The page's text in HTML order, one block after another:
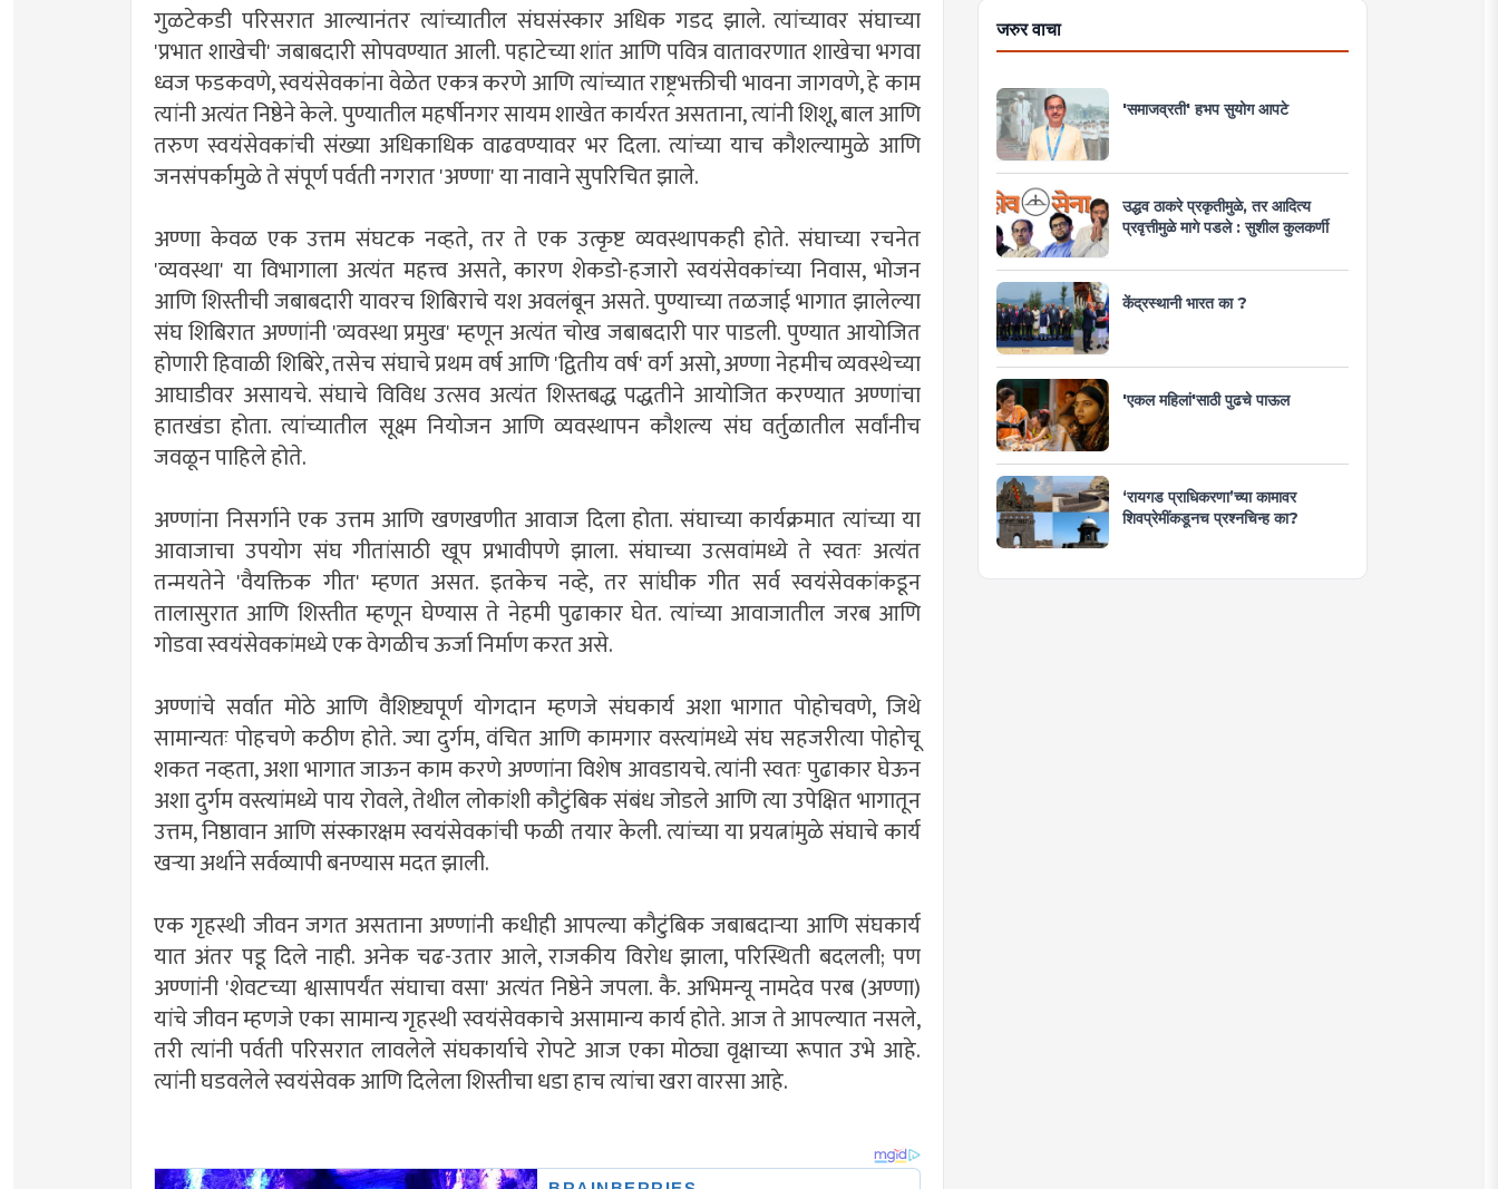
गुळटेकडी परिसरात आल्यानंतर त्यांच्यातील संघसंस्कार अधिक गडद झाले. त्यांच्यावर संघाच्या
'प्रभात शाखेची' जबाबदारी सोपवण्यात आली. पहाटेच्या शांत आणि पवित्र वातावरणात शाखेचा भगवा
ध्वज फडकवणे, स्वयंसेवकांना वेळेत एकत्र करणे आणि त्यांच्यात राष्ट्रभक्तीची भावना जागवणे, हे काम
त्यांनी अत्यंत निष्ठेने केले. पुण्यातील महर्षीनगर सायम शाखेत कार्यरत असताना, त्यांनी शिशू, बाल आणि
तरुण स्वयंसेवकांची संख्या अधिकाधिक वाढवण्यावर भर दिला. त्यांच्या याच कौशल्यामुळे आणि
जनसंपर्कामुळे ते संपूर्ण पर्वती नगरात 'अण्णा' या नावाने सुपरिचित झाले.
अण्णा केवळ एक उत्तम संघटक नव्हते, तर ते एक उत्कृष्ट व्यवस्थापकही होते. संघाच्या रचनेत
'व्यवस्था' या विभागाला अत्यंत महत्त्व असते, कारण शेकडो-हजारो स्वयंसेवकांच्या निवास, भोजन
आणि शिस्तीची जबाबदारी यावरच शिबिराचे यश अवलंबून असते. पुण्याच्या तळजाई भागात झालेल्या
संघ शिबिरात अण्णांनी 'व्यवस्था प्रमुख' म्हणून अत्यंत चोख जबाबदारी पार पाडली. पुण्यात आयोजित
होणारी हिवाळी शिबिरे, तसेच संघाचे प्रथम वर्ष आणि 'द्वितीय वर्ष' वर्ग असो, अण्णा नेहमीच व्यवस्थेच्या
आघाडीवर असायचे. संघाचे विविध उत्सव अत्यंत शिस्तबद्ध पद्धतीने आयोजित करण्यात अण्णांचा
हातखंडा होता. त्यांच्यातील सूक्ष्म नियोजन आणि व्यवस्थापन कौशल्य संघ वर्तुळातील सर्वांनीच
जवळून पाहिले होते.
अण्णांना निसर्गाने एक उत्तम आणि खणखणीत आवाज दिला होता. संघाच्या कार्यक्रमात त्यांच्या या
आवाजाचा उपयोग संघ गीतांसाठी खूप प्रभावीपणे झाला. संघाच्या उत्सवांमध्ये ते स्वतः अत्यंत
तन्मयतेने 'वैयक्तिक गीत' म्हणत असत. इतकेच नव्हे, तर सांघीक गीत सर्व स्वयंसेवकांकडून
तालासुरात आणि शिस्तीत म्हणून घेण्यास ते नेहमी पुढाकार घेत. त्यांच्या आवाजातील जरब आणि
गोडवा स्वयंसेवकांमध्ये एक वेगळीच ऊर्जा निर्माण करत असे.
अण्णांचे सर्वात मोठे आणि वैशिष्ट्यपूर्ण योगदान म्हणजे संघकार्य अशा भागात पोहोचवणे, जिथे
सामान्यतः पोहचणे कठीण होते. ज्या दुर्गम, वंचित आणि कामगार वस्त्यांमध्ये संघ सहजरीत्या पोहोचू
शकत नव्हता, अशा भागात जाऊन काम करणे अण्णांना विशेष आवडायचे. त्यांनी स्वतः पुढाकार घेऊन
अशा दुर्गम वस्त्यांमध्ये पाय रोवले, तेथील लोकांशी कौटुंबिक संबंध जोडले आणि त्या उपेक्षित भागातून
उत्तम, निष्ठावान आणि संस्कारक्षम स्वयंसेवकांची फळी तयार केली. त्यांच्या या प्रयत्नांमुळे संघाचे कार्य
खऱ्या अर्थाने सर्वव्यापी बनण्यास मदत झाली.
एक गृहस्थी जीवन जगत असताना अण्णांनी कधीही आपल्या कौटुंबिक जबाबदाऱ्या आणि संघकार्य
यात अंतर पडू दिले नाही. अनेक चढ-उतार आले, राजकीय विरोध झाला, परिस्थिती बदलली; पण
अण्णांनी 'शेवटच्या श्वासापर्यंत संघाचा वसा' अत्यंत निष्ठेने जपला. कै. अभिमन्यू नामदेव परब (अण्णा)
यांचे जीवन म्हणजे एका सामान्य गृहस्थी स्वयंसेवकाचे असामान्य कार्य होते. आज ते आपल्यात नसले,
तरी त्यांनी पर्वती परिसरात लावलेले संघकार्याचे रोपटे आज एका मोठ्या वृक्षाच्या रूपात उभे आहे.
त्यांनी घडवलेले स्वयंसेवक आणि दिलेला शिस्तीचा धडा हाच त्यांचा खरा वारसा आहे.
जरुर वाचा
'समाजव्रती' हभप सुयोग आपटे
उद्धव ठाकरे प्रकृतीमुळे, तर आदित्य
प्रवृत्तीमुळे मागे पडले : सुशील कुलकर्णी
केंद्रस्थानी भारत का ?
'एकल महिलां'साठी पुढचे पाऊल
‘रायगड प्राधिकरणा’च्या कामावर
शिवप्रेमींकडूनच प्रश्नचिन्ह का?